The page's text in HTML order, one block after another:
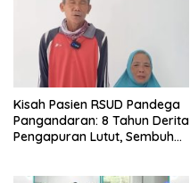
Kisah Pasien RSUD Pandega
Pangandaran: 8 Tahun Derita
Pengapuran Lutut, Sembuh